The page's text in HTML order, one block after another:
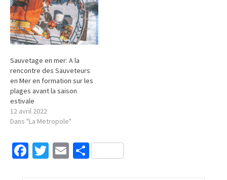
Sauvetage en mer: A la
rencontre des Sauveteurs
en Mer en formation sur les
plages avant la saison
estivale
12 avril 2022
Dans "La Metropole"
Facebook
Twitter
EmailPartager